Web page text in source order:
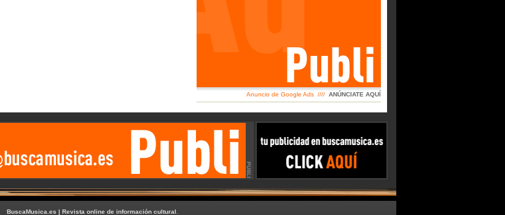
Anuncio de Google Ads //// ANÚNCIATE AQUÍ
BuscaMusica.es | Revista online de información cultural